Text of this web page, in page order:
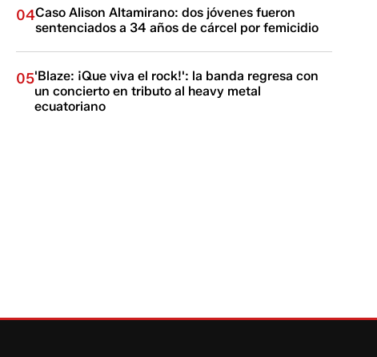
04Caso Alison Altamirano: dos jóvenes fueron
sentenciados a 34 años de cárcel por femicidio
05'Blaze: ¡Que viva el rock!': la banda regresa con
un concierto en tributo al heavy metal
ecuatoriano